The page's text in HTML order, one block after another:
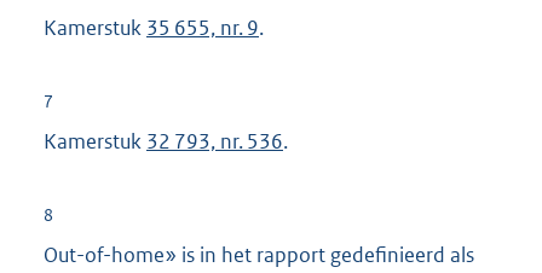
Kamerstuk 35 655, nr. 9.
7
Kamerstuk 32 793, nr. 536.
8
Out-of-home» is in het rapport gedefinieerd als